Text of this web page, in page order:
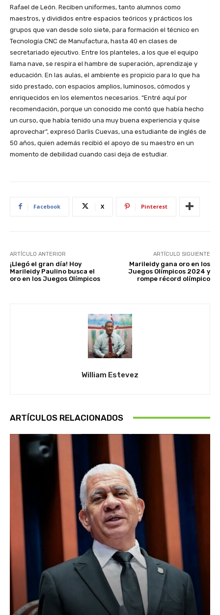
Rafael de León. Reciben uniformes, tanto alumnos como
maestros, y divididos entre espacios teóricos y prácticos los
grupos que van desde solo siete, para formación el técnico en
Tecnología CNC de Manufactura, hasta 40 en clases de
secretariado ejecutivo. Entre los planteles, a los que el equipo
llama nave, se respira el hambre de superación, aprendizaje y
educación. En las aulas, el ambiente es propicio para lo que ha
sido prestado, con espacios amplios, luminosos, cómodos y
enriquecidos en los elementos necesarios. “Entré aquí por
recomendación, porque un conocido me contó que había hecho
un curso, que había tenido una muy buena experiencia y quise
aprovechar”, expresó Darlis Cuevas, una estudiante de inglés de
50 años, quien además recibió el apoyo de su maestro en un
momento de debilidad cuando casi deja de estudiar.
Facebook X Pinterest
ARTÍCULO ANTERIOR
¡Llegó el gran día! Hoy
Marileidy Paulino busca el
oro en los Juegos Olímpicos
ARTÍCULO SIGUIENTE
Marileidy gana oro en los
Juegos Olímpicos 2024 y
rompe récord olímpico
William Estevez
ARTÍCULOS RELACIONADOS